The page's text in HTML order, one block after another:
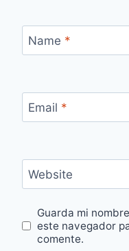
Name *
Email *
Website
Guarda mi
este navegador
comente.